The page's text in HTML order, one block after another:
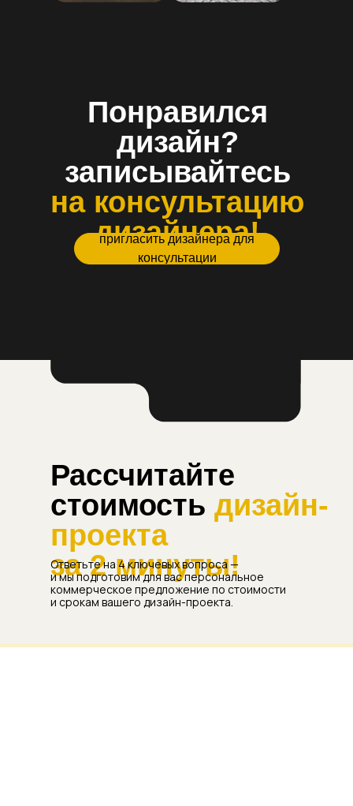
Понравился
дизайн?
записывайтесь
на консультацию
дизайнера!
пригласить дизайнера для
консультации
Рассчитайте
стоимость дизайн-
проекта
за 2 минуты!
Ответьте на 4 ключевых вопроса —
и мы подготовим для вас персональное
коммерческое предложение по стоимости
и срокам вашего дизайн-проекта.